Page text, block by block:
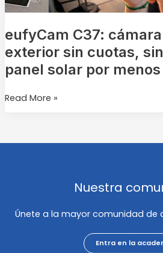
eufyCam C37:
exterior sin cuotas,
panel solar por menos
cables
con
panel
solar
por
de
Read More »
Nuestra
Únete a la mayor comunidad de
Entra en la